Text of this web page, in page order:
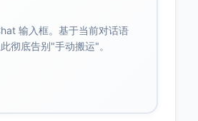
输入框。基于当前对话语
彻底告别"手动搬运"。